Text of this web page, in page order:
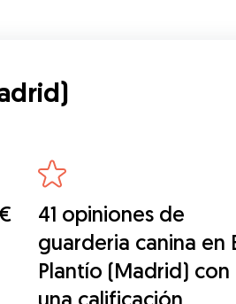
41 opiniones de
guarderia canina en
Plantío (Madrid) con
una calificación